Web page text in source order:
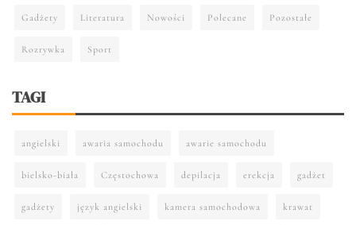
Gadżety Literatura Nowości Polecane Pozostałe
Rozrywka Sport
TAGI
angielski awaria samochodu awarie samochodu
bielsko-biała Częstochowa depilacja erekcja gadżet
gadżety język angielski kamera samochodowa krawat